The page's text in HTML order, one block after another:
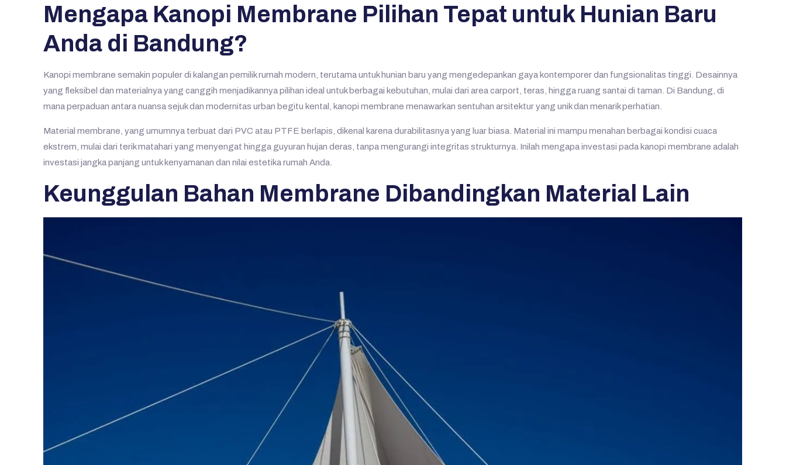
Mengapa Kanopi Membrane Pilihan Tepat untuk Hunian Baru
Anda di Bandung?
Kanopi membrane semakin populer di kalangan pemilik rumah modern, terutama untuk hunian baru yang mengedepankan gaya kontemporer dan fungsionalitas tinggi. Desainnya
yang fleksibel dan materialnya yang canggih menjadikannya pilihan ideal untuk berbagai kebutuhan, mulai dari area carport, teras, hingga ruang santai di taman. Di Bandung, di
mana perpaduan antara nuansa sejuk dan modernitas urban begitu kental, kanopi membrane menawarkan sentuhan arsitektur yang unik dan menarik perhatian.
Material membrane, yang umumnya terbuat dari PVC atau PTFE berlapis, dikenal karena durabilitasnya yang luar biasa. Material ini mampu menahan berbagai kondisi cuaca
ekstrem, mulai dari terik matahari yang menyengat hingga guyuran hujan deras, tanpa mengurangi integritas strukturnya. Inilah mengapa investasi pada kanopi membrane adalah
investasi jangka panjang untuk kenyamanan dan nilai estetika rumah Anda.
Keunggulan Bahan Membrane Dibandingkan Material Lain